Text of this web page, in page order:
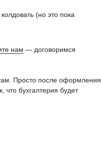
(но это пока
нам — договоримся
Просто после оформления
бухгалтерия будет